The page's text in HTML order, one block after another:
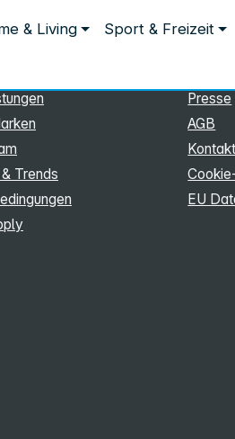
& Living Sport & Freizeit
Trends
Presse
AGB
Kontakt
EU